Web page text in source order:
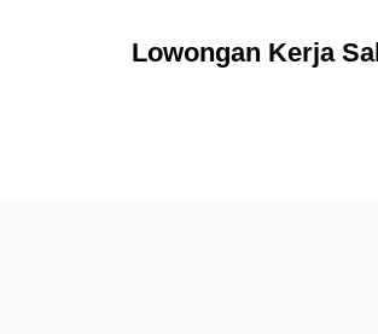
Lowongan Kerja